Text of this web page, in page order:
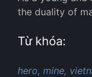
the duality of
Từ khóa:
hero, mine,